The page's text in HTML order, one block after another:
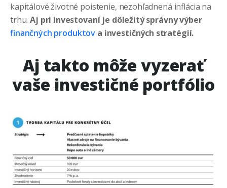
kapitálové životné poistenie, nezohľadnená inflácia na
trhu.Aj pri investovaní je dôležitý správny výber
finančných produktov a investičných stratégií.
Aj takto môže vyzerať
vaše investičné portfólio